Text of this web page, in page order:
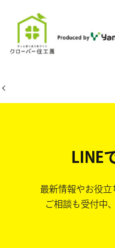
LINE
最新情報やお役立
ご相談も受付中